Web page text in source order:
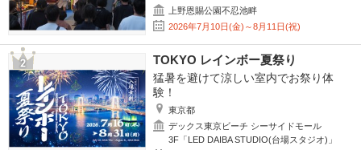
上野恩賜公園不忍池畔
2026年7月10日(金)～8月11日(祝)
TOKYO レインボー夏祭り
猛暑を避けて涼しい室内でお祭り体
験！
東京都
デックス東京ビーチ シーサイドモール
3F「LED DAIBA STUDIO(台場スタジオ)」